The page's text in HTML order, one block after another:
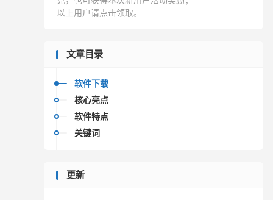
以上用户请点击领取。
文章目录
软件下载
核心亮点
软件特点
关键词
更新